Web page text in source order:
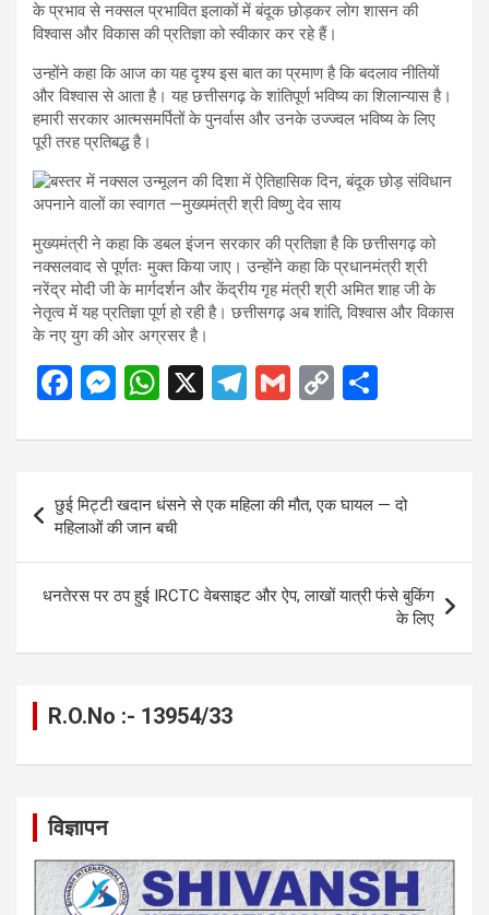
के प्रभाव से नक्सल प्रभावित इलाकों में बंदूक छोड़कर लोग शासन की
विश्वास और विकास की प्रतिज्ञा को स्वीकार कर रहे हैं।
उन्होंने कहा कि आज का यह दृश्य इस बात का प्रमाण है कि बदलाव नीतियों
और विश्वास से आता है। यह छत्तीसगढ़ के शांतिपूर्ण भविष्य का शिलान्यास है।
हमारी सरकार आत्मसमर्पितों के पुनर्वास और उनके उज्ज्वल भविष्य के लिए
पूरी तरह प्रतिबद्ध है।
मुख्यमंत्री ने कहा कि डबल इंजन सरकार की प्रतिज्ञा है कि छत्तीसगढ़ को
नक्सलवाद से पूर्णतः मुक्त किया जाए। उन्होंने कहा कि प्रधानमंत्री श्री
नरेंद्र मोदी जी के मार्गदर्शन और केंद्रीय गृह मंत्री श्री अमित शाह जी के
नेतृत्व में यह प्रतिज्ञा पूर्ण हो रही है। छत्तीसगढ़ अब शांति, विश्वास और विकास
के नए युग की ओर अग्रसर है।
F
ce
b
o
o
k
M
se
g
er
W
at
s
A
p
p
X
T
e
gr
a
m
G
ail
C
py
n
k
ar
Post
navigation
छुई मिट्टी खदान धंसने से एक महिला की मौत, एक घायल — दो
महिलाओं की जान बची
धनतेरस पर ठप हुई IRCTC वेबसाइट और ऐप, लाखों यात्री फंसे बुकिंग
के लिए
R.O.No :- 13954/33
विज्ञापन